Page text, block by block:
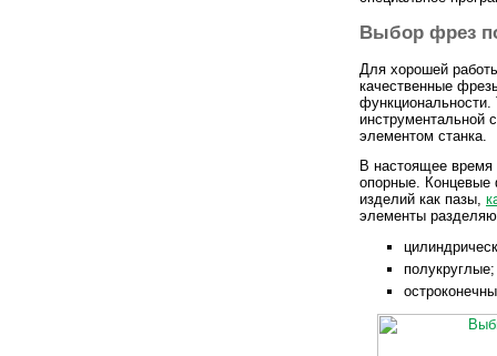
Выбор фрез
Для хорошей
качественные
функциональности.
инструментальной
элементом станка.
В настоящее
опорные. Концевые
изделий как пазы,
элементы
полукруглые;